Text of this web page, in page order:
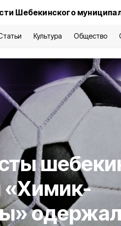
Шебекинского
Культура Общество